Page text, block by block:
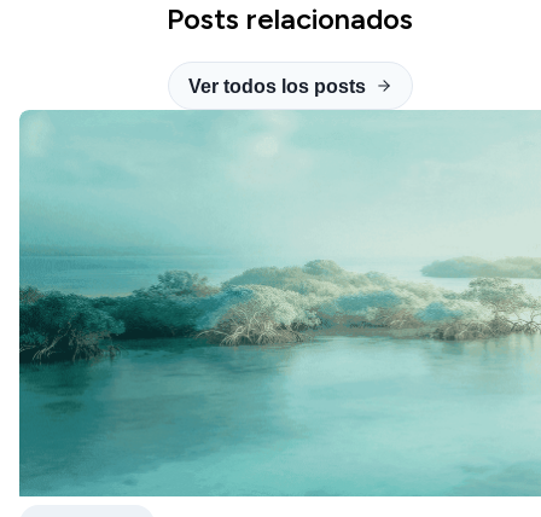
Posts relacionados
Ver todos los posts